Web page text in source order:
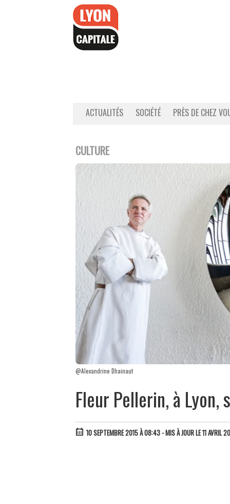
ACTUALITÉS SOCIÉTÉ PRÈS DE CHEZ
CULTURE
@Alexandrine Dhainaut
Fleur Pellerin, à
10 SEPTEMBRE 2015 À 08:43 - MIS À JOUR LE 11 AVRIL